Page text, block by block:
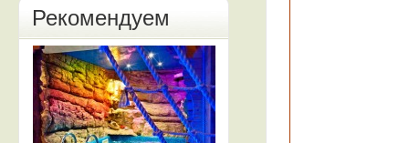
Рекомендуем